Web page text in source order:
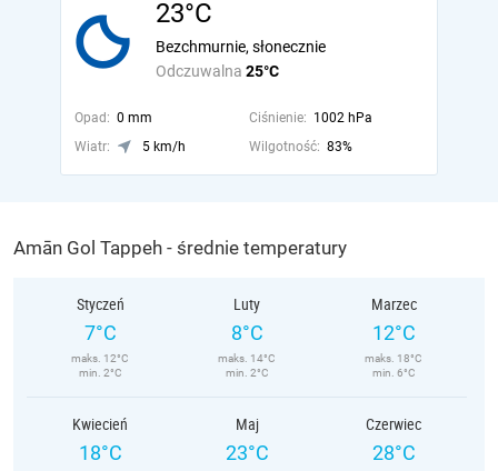
23°C
Odczuwalna 25°C
Bezchmurnie, słonecznie
Opad: 0 mm Ciśnienie: 1002 hPa
Wiatr:
5 km/h Wilgotność: 83%
Amān Gol Tappeh - średnie temperatury
Styczeń
7°C
maks. 12°C
min. 2°C
Luty
8°C
maks. 14°C
min. 2°C
Marzec
12°C
maks. 18°C
min. 6°C
Kwiecień
18°C
Maj
23°C
Czerwiec
28°C